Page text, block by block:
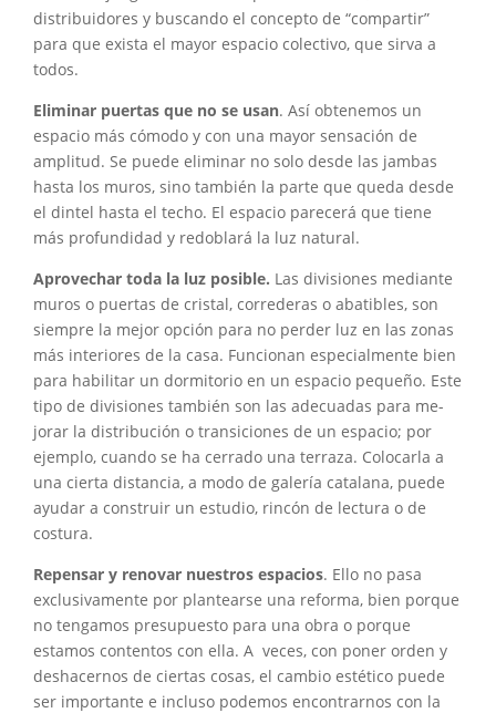
distribuidores y buscando el concepto de “compartir”
para que exista el mayor espacio colectivo, que sirva a
todos.
Eliminar puertas que no se usan. Así obtenemos un
espacio más cómodo y con una mayor sensación de
amplitud. Se puede eliminar no solo desde las jam­bas
hasta los muros, sino también la parte que queda desde
el dintel has­ta el techo. El espacio parecerá que tiene
más profundidad y redoblará la luz natural.
Aprovechar toda la luz posible. Las divisiones mediante
muros o puertas de cristal, correderas o aba­tibles, son
siempre la mejor opción para no perder luz en las zonas
más interiores de la casa. Funcionan espe­cialmente bien
para habilitar un dor­mitorio en un espacio pequeño. Este
tipo de divisiones también son las adecuadas para me­
jorar la distribución o transiciones de un espacio; por
ejemplo, cuando se ha cerrado una terraza. Colocarla a
una cierta distancia, a modo de ga­lería catalana, puede
ayudar a cons­truir un estudio, rincón de lectura o de
costura.
Repensar y renovar nuestros es­pacios. Ello no pasa
exclusivamente por plantearse una reforma, bien por­que
no tengamos presupuesto para una obra o porque
estamos conten­tos con ella. A veces, con poner orden y
deshacernos de ciertas cosas, el cam­bio estético puede
ser importante e incluso podemos encontrarnos con la